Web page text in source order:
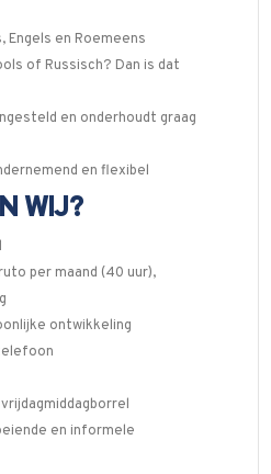
en Roemeens
of Russisch? Dan is dat
en onderhoudt graag
en flexibel
WIJ?
per maand (40 uur),
ontwikkeling
en informele